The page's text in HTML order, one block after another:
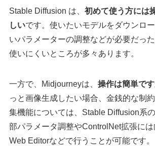
Stable Diffusion は、 初めて使う方には
しいです。使いたいモデルをダウンロ
いパラメーターの調整などが必要だっ
使いにくいところが多々あります。
一方で、Midjourneyは、 操作は簡単で
っと画像生成したい場合、金銭的な制
集機能については、Stable Diffusion系
部パラメータ調整やControlNet拡張には
Web Editorなどで行うことが可能です。